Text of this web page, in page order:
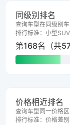
同级别排名
查询车型在同级别
排行标准：小型
第168名（共
价格相近排名
查询车型同一价格
排行标准：价格差